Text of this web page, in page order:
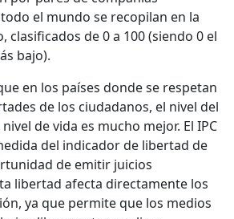
el mundo se recopilan en la
clasificados de 0 a 100 (siendo 0 el
bajo).
en los países donde se respetan
de los ciudadanos, el nivel del
de vida es mucho mejor. El IPC
del indicador de libertad de
de emitir juicios
libertad afecta directamente los
ya que permite que los medios